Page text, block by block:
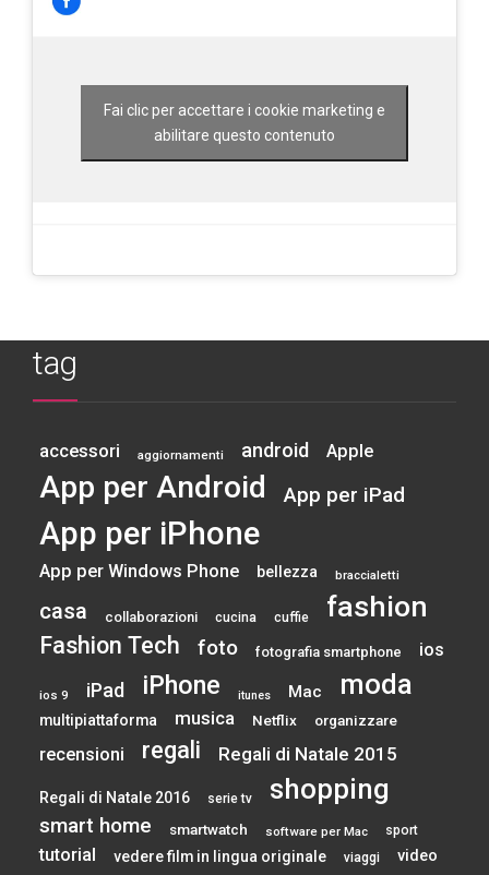
Fai clic per accettare i cookie marketing e
abilitare questo contenuto
tag
accessori aggiornamenti android Apple
App per Android App per iPad
App per iPhone
App per Windows Phone bellezza braccialetti
casa collaborazioni cucina cuffie fashion
Fashion Tech foto fotografia smartphone ios
ios 9 iPad iPhone itunes Mac moda
multipiattaforma musica Netflix organizzare
recensioni regali Regali di Natale 2015
Regali di Natale 2016 serie tv shopping
smart home smartwatch software per Mac sport
tutorial vedere film in lingua originale viaggi video